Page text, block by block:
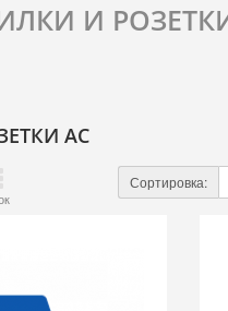
И
AC
Сортировка: